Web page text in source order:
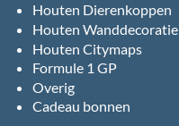
Houten Dierenkoppen
Houten Wanddecoratie
Houten Citymaps
Formule 1 GP
Overig
Cadeau bonnen